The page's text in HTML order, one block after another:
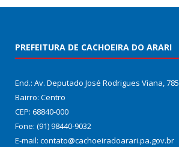
PREFEITURA DE CACHOEIRA DO ARARI
End.: Av. Deputado José Rodrigues Viana, 785
Bairro: Centro
CEP: 68840-000
Fone: (91) 98440-9032
E-mail: contato@cachoeiradoarari.pa.gov.br